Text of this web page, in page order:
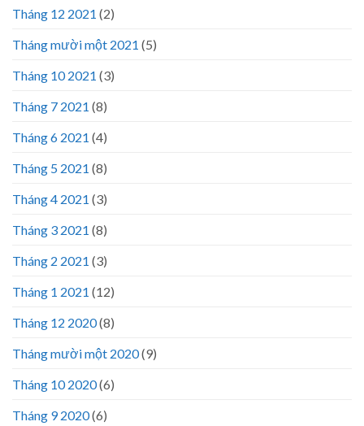
Tháng 12 2021 (2)
Tháng mười một 2021 (5)
Tháng 10 2021 (3)
Tháng 7 2021 (8)
Tháng 6 2021 (4)
Tháng 5 2021 (8)
Tháng 4 2021 (3)
Tháng 3 2021 (8)
Tháng 2 2021 (3)
Tháng 1 2021 (12)
Tháng 12 2020(8)
Tháng mười một 2020(9)
Tháng 10 2020(6)
Tháng 9 2020(6)